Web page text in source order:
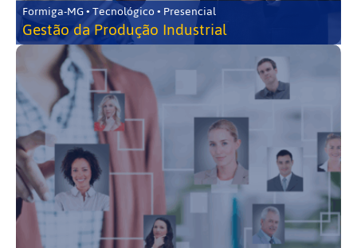
Formiga-MG • Tecnológico • Presencial
Gestão da Produção Industrial